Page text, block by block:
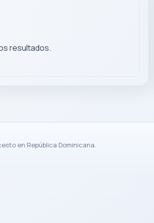
resultados.
en República Dominicana.